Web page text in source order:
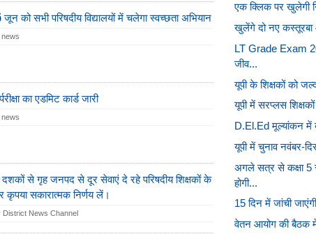
सभी परिषदीय विद्यालयों में चलेगा स्वच्छता अभियान
का एडमिट कार्ड जारी
दशकों से गृह जनपद से दूर सेवाएं दे रहे परिषदीय शिक्षकों के
कृपया सकारात्मक निर्णय लें।
News Channel
एक क्लिक पर खुलेगी
खुलेंगे दो नए कस्तूरबा
LT Grade Exam
जीव...
यूपी के शिक्षकों को
यूपी में सरप्लस
D.El.Ed मूल्यांकन में
यूपी में चुनाव नवंबर-
अगले सत्र से कक्षा 5
होगी...
15 दिन में जांची
वेतन आयोग की बैठक